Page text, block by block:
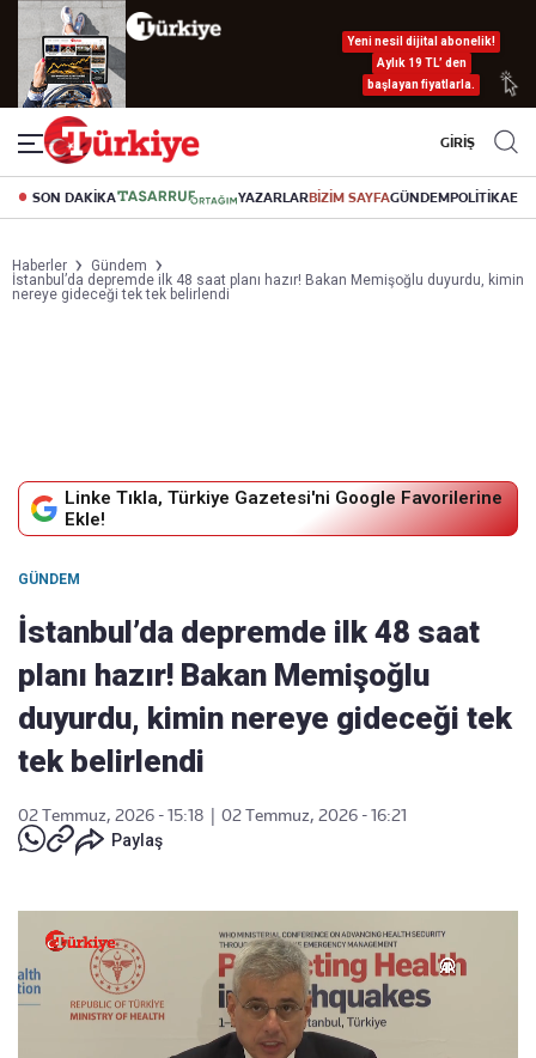
Yeni nesil dijital abonelik!
Aylık 19 TL’ den
başlayan fiyatlarla.
GİRİŞ
SON DAKİKA YAZARLARBİZİM SAYFAGÜNDEMPOLİTİKA
Haberler
Gündem
İstanbul’da depremde ilk 48 saat planı hazır! Bakan Memişoğlu duyurdu, kimin
nereye gideceği tek tek belirlendi
Linke Tıkla, Türkiye Gazetesi'ni Google Favorilerine
Ekle!
GÜNDEM
İstanbul’da depremde ilk 48 saat
planı hazır! Bakan Memişoğlu
duyurdu, kimin nereye gideceği tek
tek belirlendi
02 Temmuz, 2026 - 15:18
02 Temmuz, 2026 - 16:21
Paylaş